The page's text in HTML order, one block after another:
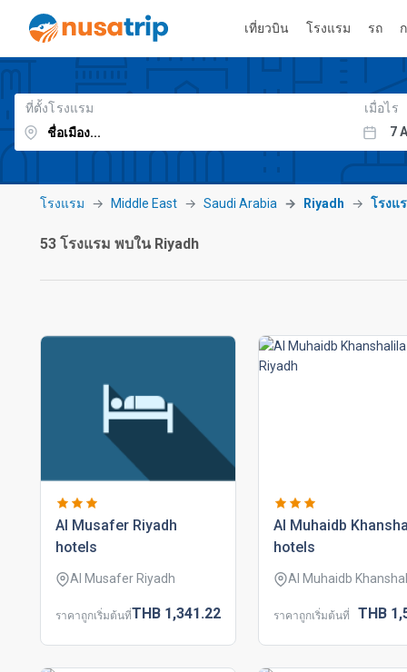
เที่ยวบิน โรงแรม รถ
ที่ตั้งโรงแรม เมื่อไร
โรงแรม Middle East Saudi Arabia Riyadh โรงแ
53 โรงแรม พบใน Riyadh
al musafer riyadh
hotels
Al Musafer Riyadh
ราคาถูกเริ่มต้นที่THB 1,341.22
al muhaidb
hotels
Al Muhaidb
ราคาถูกเริ่มต้นที่ THB